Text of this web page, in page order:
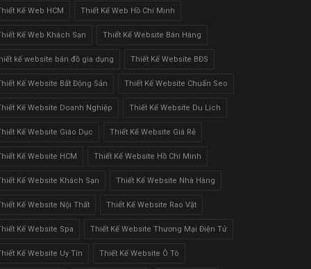
Kế Web HCM Thiết Kế Web Hồ Chí Minh
Kế Web Khách Sạn Thiết Kế Website Bán Hàng
kế website bán đồ gia dụng Thiết Kế Website BĐS
Kế Website Bất Động Sản Thiết Kế Website Chuẩn Seo
Kế Website Doanh Nghiệp Thiết Kế Website Du Lịch
Kế Website Giáo Dục Thiết Kế Website Giá Rẻ
Kế Website HCM Thiết Kế Website Hồ Chí Minh
Kế Website Khách Sạn Thiết Kế Website Nhà Hàng
Kế Website Nội Thất Thiết Kế Website Rao Vặt
Kế Website Spa Thiết Kế Website Thương Mại Điện Tử
Kế Website Uy Tín Thiết Kế Website Ô Tô